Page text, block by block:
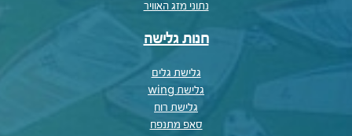
נתוני מזג האוויר
חנות גלישה
גלישת גלים
גלישת wing
גלישת רוח
סאפ מתנפח